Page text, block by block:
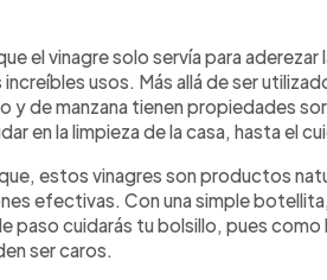
Escuchar artículo
el vinagre solo servía para
usos. Más allá de ser
y de manzana tienen propiedades
en la limpieza de la casa, hasta el
estos vinagres son productos
efectivas. Con una simple
paso cuidarás tu bolsillo, pues
ser caros.